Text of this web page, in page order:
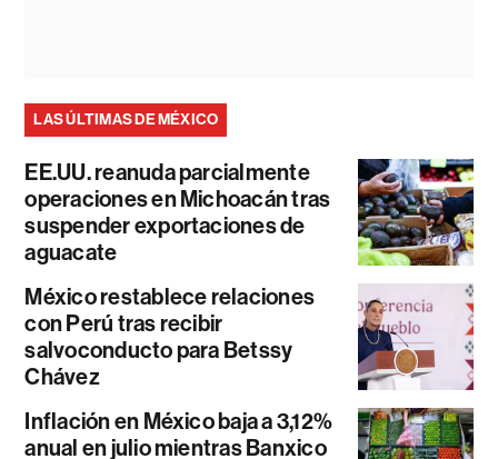
LAS ÚLTIMAS DE MÉXICO
EE.UU. reanuda parcialmente
operaciones en Michoacán tras
suspender exportaciones de
aguacate
México restablece relaciones
con Perú tras recibir
salvoconducto para Betssy
Chávez
Inflación en México baja a 3,12%
anual en julio mientras Banxico